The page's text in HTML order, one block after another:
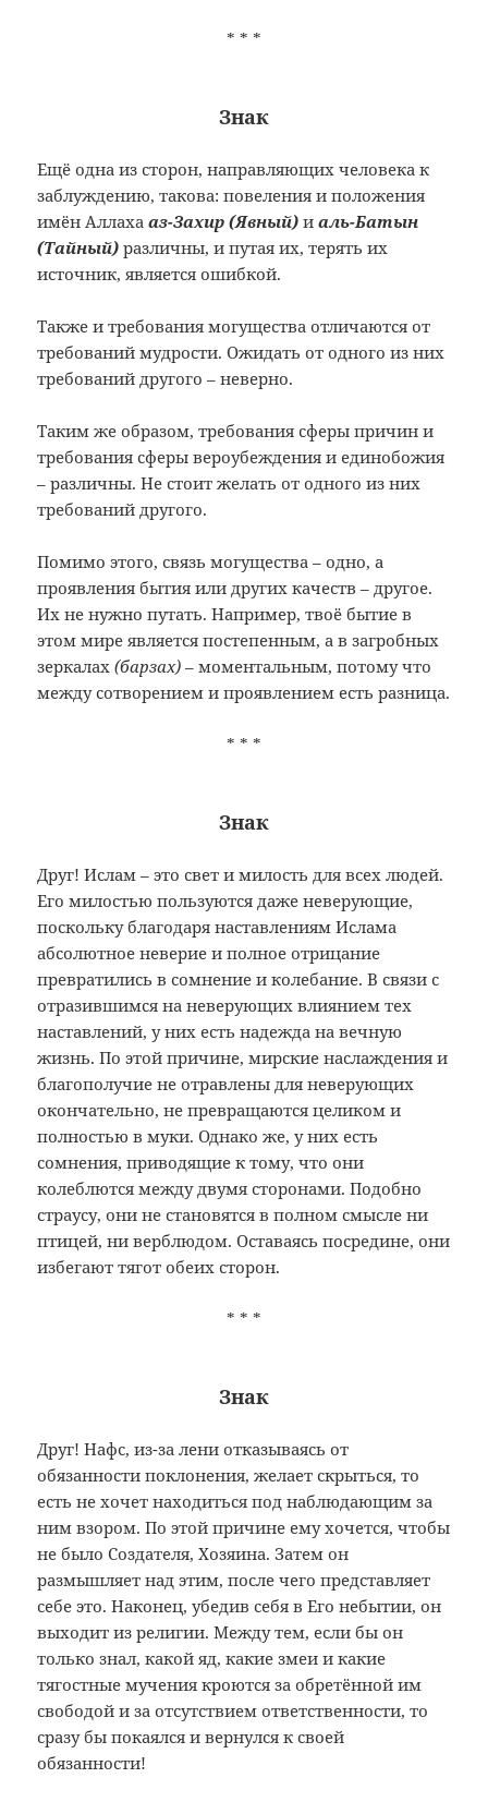
* * *
Знак
Ещё одна из сторон, направляющих человека к
заблуждению, такова: повеления и положения
имён Аллахааз-Захир (Явный) иаль-Батын
(Тайный) различны, и путая их, терять их
источник, является ошибкой.
Также и требования могущества отличаются от
требований мудрости. Ожидать от одного из них
требований другого – неверно.
Таким же образом, требования сферы причин и
требования сферы вероубеждения и единобожия
– различны. Не стоит желать от одного из них
требований другого.
Помимо этого, связь могущества – одно, а
проявления бытия или других качеств – другое.
Их не нужно путать. Например, твоё бытие в
этом мире является постепенным, а в загробных
зеркалах(барзах) – моментальным, потому что
между сотворением и проявлением есть разница.
* * *
Знак
Друг! Ислам – это свет и милость для всех людей.
Его милостью пользуются даже неверующие,
поскольку благодаря наставлениям Ислама
абсолютное неверие и полное отрицание
превратились в сомнение и колебание. В связи с
отразившимся на неверующих влиянием тех
наставлений, у них есть надежда на вечную
жизнь. По этой причине, мирские наслаждения и
благополучие не отравлены для неверующих
окончательно, не превращаются целиком и
полностью в муки. Однако же, у них есть
сомнения, приводящие к тому, что они
колеблются между двумя сторонами. Подобно
страусу, они не становятся в полном смысле ни
птицей, ни верблюдом. Оставаясь посредине, они
избегают тягот обеих сторон.
* * *
Знак
Друг! Нафс, из-за лени отказываясь от
обязанности поклонения, желает скрыться, то
есть не хочет находиться под наблюдающим за
ним взором. По этой причине ему хочется, чтобы
не было Создателя, Хозяина. Затем он
размышляет над этим, после чего представляет
себе это. Наконец, убедив себя в Его небытии, он
выходит из религии. Между тем, если бы он
только знал, какой яд, какие змеи и какие
тягостные мучения кроются за обретённой им
свободой и за отсутствием ответственности, то
сразу бы покаялся и вернулся к своей
обязанности!